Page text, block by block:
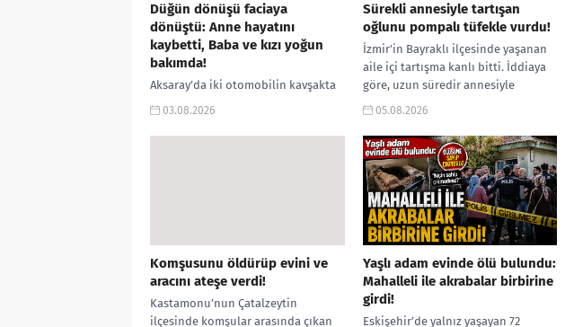
Düğün dönüşü faciaya
dönüştü: Anne hayatını
kaybetti, Baba ve kızı yoğun
bakımda!
Aksaray’da iki otomobilin kavşakta
çarpışması sonucu meydana gelen
aynı aileden anne yaşamını yitirdi.
03.08.2026
Sürekli annesiyle tartışan
oğlunu pompalı tüfekle vurdu!
İzmir’in Bayraklı ilçesinde yaşanan
aile içi tartışma kanlı bitti. İddiaya
göre, uzun süredir annesiyle
tartışmalar yaşadığı öne sürülen 33
05.08.2026
Komşusunu öldürüp evini ve
aracını ateşe verdi!
Kastamonu’nun Çatalzeytin
ilçesinde komşular arasında çıkan
Yaşlı adam evinde ölü bulundu:
Mahalleli ile akrabalar birbirine
girdi!
Eskişehir’de yalnız yaşayan 72